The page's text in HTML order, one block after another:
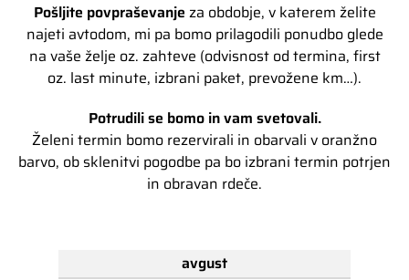
Pošljite povpraševanje za obdobje, v katerem želite
najeti avtodom, mi pa bomo prilagodili ponudbo glede
na vaše želje oz. zahteve (odvisnost od termina, first
oz. last minute, izbrani paket, prevožene km…).
Potrudili se bomo in vam svetovali.
Želeni termin bomo rezervirali in obarvali v oranžno
barvo, ob sklenitvi pogodbe pa bo izbrani termin potrjen
in obravan rdeče.
avgust